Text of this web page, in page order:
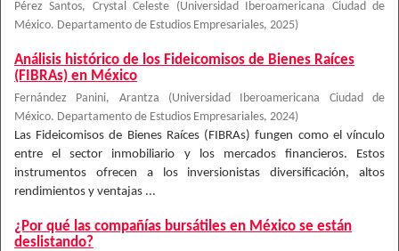
Pérez Santos, Crystal Celeste (Universidad Iberoamericana Ciudad de
México. Departamento de Estudios Empresariales, 2025)
Análisis histórico de los Fideicomisos de Bienes Raíces
(FIBRAs) en México
Fernández Panini, Arantza (Universidad Iberoamericana Ciudad de
México. Departamento de Estudios Empresariales, 2024)
Las Fideicomisos de Bienes Raíces (FIBRAs) fungen como el vínculo
entre el sector inmobiliario y los mercados financieros. Estos
instrumentos ofrecen a los inversionistas diversificación, altos
rendimientos y ventajas ...
¿Por qué las compañías bursátiles en México se están
deslistando?